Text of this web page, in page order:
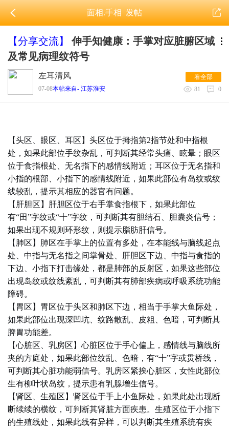
面相.手相发帖
【分享交流】
伸手知健康：手掌对应脏腑区域
及常见病理纹符号
左耳清风
07-08本帖来自- 江苏淮安
看全部
81
0
【头区、眼区、耳区】头区位于拇指第2指节处和中指根
处，如果此部位手纹杂乱，可判断其经常头痛、眩晕；眼区
位于食指根处、无名指下的感情线附近；耳区位于无名指和
小指的根部、小指下的感情线附近，如果此部位有岛纹或纹
线较乱，提示其相应的器官有问题。
【肝胆区】肝胆区位于右手掌食指根下，如果此部位
有“田”字纹或“十”字纹，可判断其有胆结石、胆囊炎信号；
如果出现不规则环形纹，则提示脂肪肝信号。
【肺区】肺区在手掌上的位置有多处，在本能线与脑线起点
处、中指与无名指之间掌骨处、肝胆区下边、中指与食指的
下边、小指下打击缘处，都是肺部的反射区，如果这些部位
出现岛纹或纹线紊乱，可判断其有肺部疾病或呼吸系统功能
障碍。
【胃区】胃区位于头区和肺区下边，相当于手掌大鱼际处，
如果此部位出现深凹坑、纹路散乱、皮粗、色暗，可判断其
脾胃功能差。
【心脏区、乳房区】心脏区位于手心偏上，感情线与脑线所
夹的方庭处，如果此部位纹乱、色暗，有“十”字或贯桥线，
可判断其心脏功能弱信号。乳房区紧挨心脏区，女性此部位
生有柳叶状岛纹，提示患有乳腺增生信号。
【肾区、生殖区】肾区位于手上小鱼际处，如果此处出现断
断续续的横纹，可判断其肾脏方面疾患。生殖区位于小指下
的生殖线处，如果此线有异样，可以判断其生殖系统有疾